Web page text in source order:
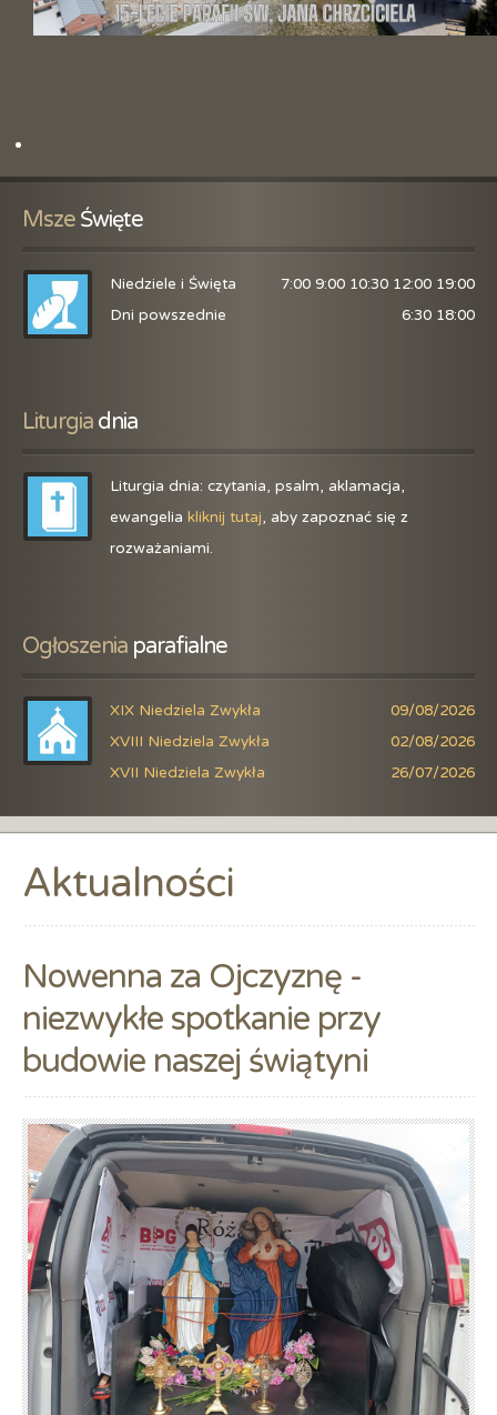
Msze Święte
Niedziele i Święta
7:00 9:00 10:30 12:00 19:00
Dni powszednie
6:30 18:00
Liturgia dnia
Liturgia dnia: czytania, psalm, aklamacja,
ewangelia kliknij tutaj, aby zapoznać się z
rozważaniami.
Ogłoszenia parafialne
XIX Niedziela Zwykła
09/08/2026
XVIII Niedziela Zwykła
02/08/2026
XVII Niedziela Zwykła
26/07/2026
Aktualności
Nowenna za Ojczyznę -
niezwykłe spotkanie przy
budowie naszej świątyni